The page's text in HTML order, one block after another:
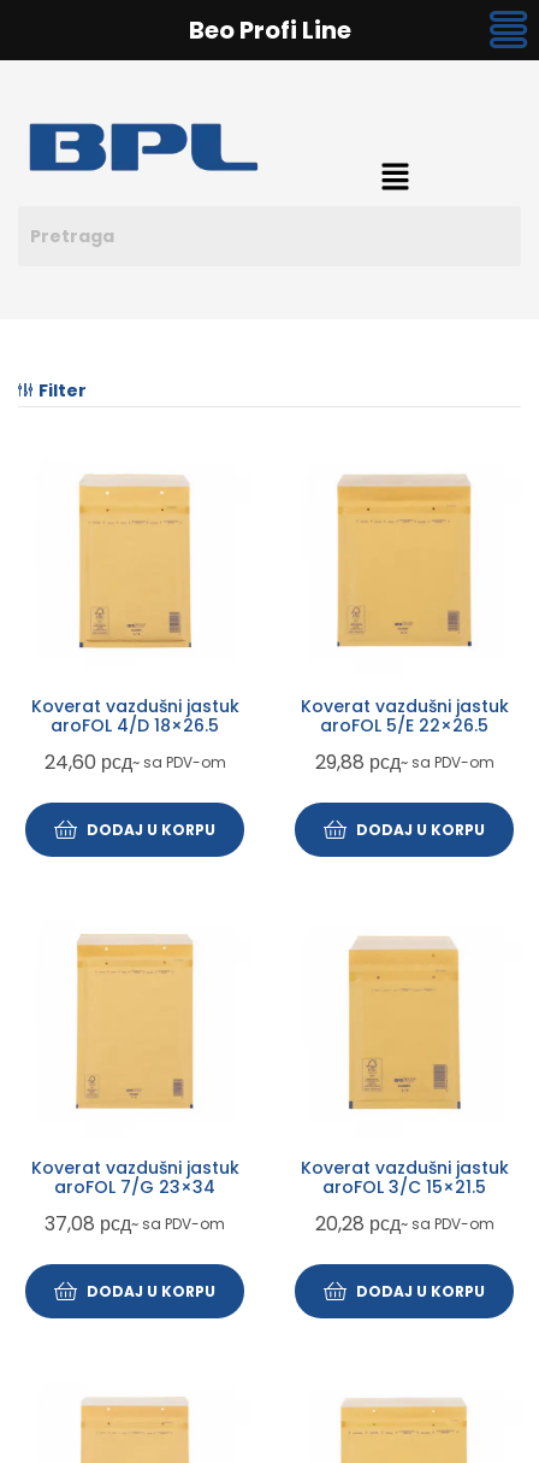
Filter
Koverat vazdušni jastuk
aroFOL 4/D 18×26.5
24,60 рсд~ sa PDV-om
DODAJ U KORPU
Koverat vazdušni jastuk
aroFOL 5/E 22×26.5
29,88 рсд~ sa PDV-om
DODAJ U KORPU
Koverat vazdušni jastuk
aroFOL 7/G 23×34
37,08 рсд~ sa PDV-om
DODAJ U KORPU
Koverat vazdušni jastuk
aroFOL 3/C 15×21.5
20,28 рсд~ sa PDV-om
DODAJ U KORPU
Beo Profi Line